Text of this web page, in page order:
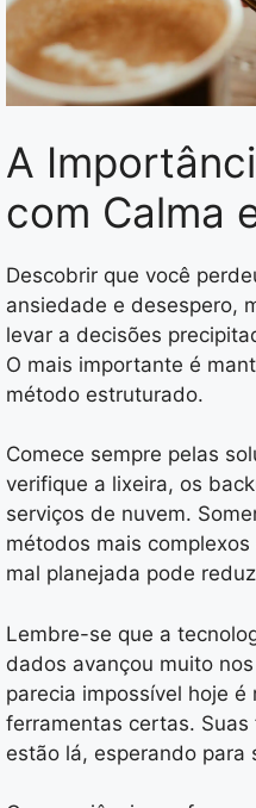
A
com Calma
Descobrir que você
ansiedade e desespero,
levar a decisões
O mais importante é
método estruturado.
Comece sempre pelas
verifique a lixeira, os
serviços de nuvem.
métodos mais
mal planejada pode
Lembre-se que a
dados avançou muito
parecia impossível hoje é
ferramentas certas.
estão lá, esperando para